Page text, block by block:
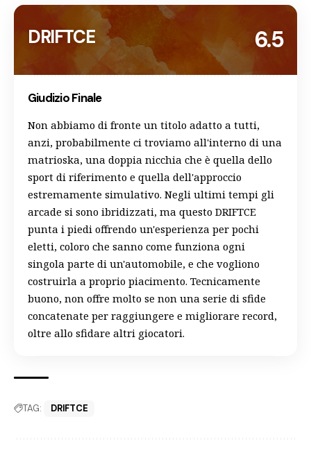
DRIFTCE 6.5
Giudizio Finale
Non abbiamo di fronte un titolo adatto a tutti,
anzi, probabilmente ci troviamo all'interno di una
matrioska, una doppia nicchia che è quella dello
sport di riferimento e quella dell'approccio
estremamente simulativo. Negli ultimi tempi gli
arcade si sono ibridizzati, ma questo DRIFTCE
punta i piedi offrendo un'esperienza per pochi
eletti, coloro che sanno come funziona ogni
singola parte di un'automobile, e che vogliono
costruirla a proprio piacimento. Tecnicamente
buono, non offre molto se non una serie di sfide
concatenate per raggiungere e migliorare record,
oltre allo sfidare altri giocatori.
TAG: DRIFTCE